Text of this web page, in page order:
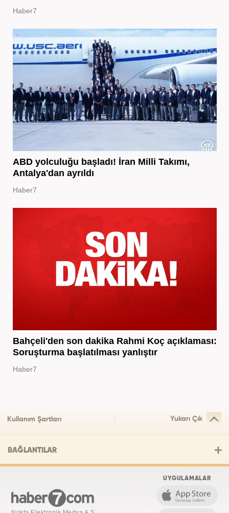
Haber7
ABD yolculuğu başladı! İran Milli Takımı,
Antalya'dan ayrıldı
Haber7
Bahçeli'den son dakika Rahmi Koç açıklaması:
Soruşturma başlatılması yanlıştır
Haber7
Kullanım Şartları Yukarı Çık
BAĞLANTILAR
UYGULAMALAR